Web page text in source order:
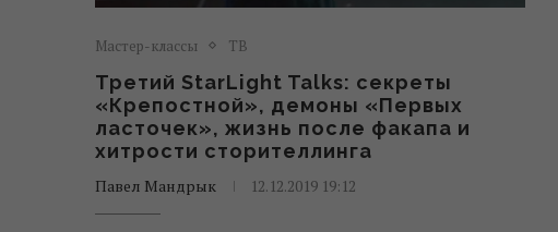
Мастер-классы ТВ
Третий StarLight Talks: секреты
«Крепостной», демоны «Первых
ласточек», жизнь после факапа и
хитрости сторителлинга
Павел Мандрык 12.12.2019 19:12